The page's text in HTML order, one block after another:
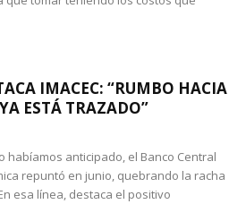
IMACEC: “RUMBO HACIA
ESTÁ TRAZADO”
habíamos anticipado, el Banco Central
repuntó en junio, quebrando la racha
esa línea, destaca el positivo